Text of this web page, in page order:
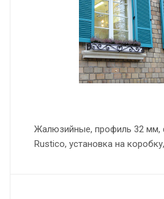
Жалюзийные, профиль 32 мм,
Rustico, установка на